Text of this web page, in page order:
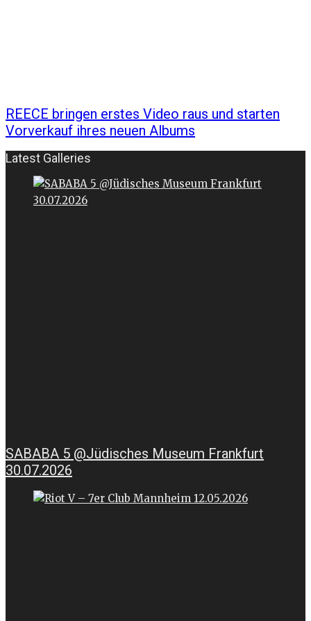
REECE bringen erstes Video raus und starten
Vorverkauf ihres neuen Albums
Latest Galleries
SABABA 5 @Jüdisches Museum Frankfurt
30.07.2026